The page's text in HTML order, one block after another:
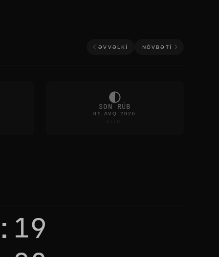
ƏVVƏLKI NÖVBƏTI
SON RÜB
05 AVQ 2026